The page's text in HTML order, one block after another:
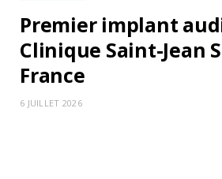
Premier implant
Clinique Saint-Jean
France
6 JUILLET 2026